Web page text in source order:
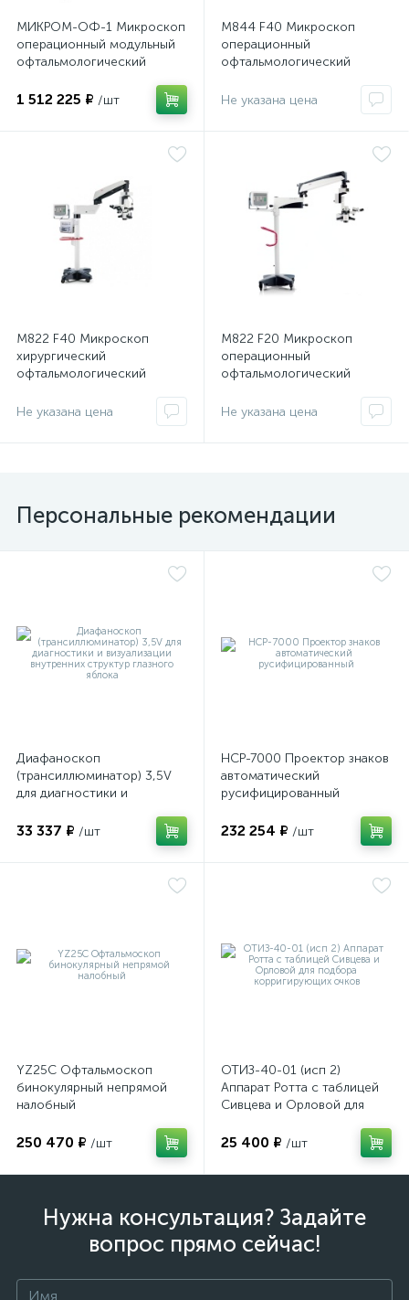
МИКРОМ-ОФ-1 Микроскоп
операционный модульный
офтальмологический
1 512 225 ₽ /шт
M844 F40 Микроскоп
операционный
офтальмологический
Не указана цена
M822 F40 Микроскоп
хирургический
офтальмологический
Не указана цена
M822 F20 Микроскоп
операционный
офтальмологический
Не указана цена
Персональные рекомендации
Диафаноскоп
(трансиллюминатор) 3,5V
для диагностики и
структур глазного яблока
33 337 ₽ /шт
НСР-7000 Проектор знаков
автоматический
русифицированный
232 254 ₽ /шт
YZ25C Офтальмоскоп
бинокулярный непрямой
налобный
250 470 ₽ /шт
ОТИЗ-40-01 (исп 2)
Аппарат Ротта с таблицей
Сивцева и Орловой для
очков
25 400 ₽ /шт
Нужна консультация? Задайте
вопрос прямо сейчас!